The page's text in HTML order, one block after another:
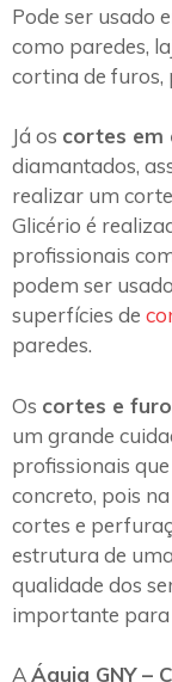
Pode ser usado
como paredes,
cortina de furos,
Já os cortes em
diamantados,
realizar um
Glicério é
profissionais
podem ser
superfícies de
paredes.
Os cortes e
um grande
profissionais
concreto, pois
cortes e
estrutura de
qualidade dos
importante para
AÁguia GNY –